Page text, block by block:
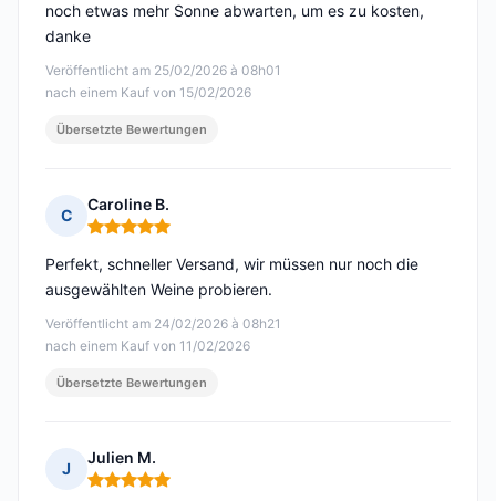
Veröffentlicht am 25/02/2026 à 08h01
nach einem Kauf von 15/02/2026
noch etwas mehr Sonne abwarten, um es zu kosten,
danke
Übersetzte Bewertungen
C
Caroline B.
Hinweis: 5 von 5
Veröffentlicht am 24/02/2026 à 08h21
nach einem Kauf von 11/02/2026
Perfekt, schneller Versand, wir müssen nur noch die
ausgewählten Weine probieren.
Übersetzte Bewertungen
J
Julien M.
Hinweis: 5 von 5